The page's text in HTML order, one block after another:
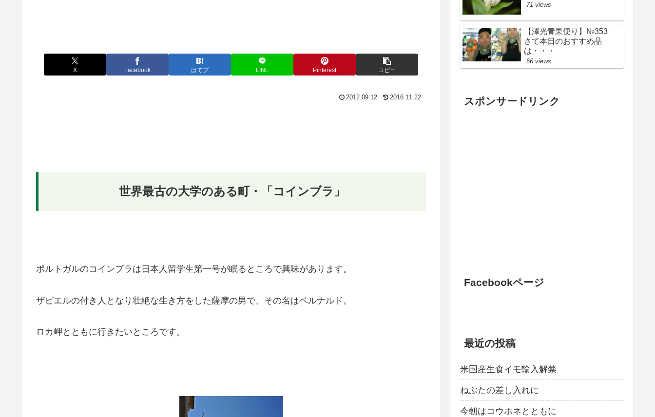
X Facebook はてブ LINE Pinterest コピー
2012.09.12 2016.11.22
世界最古の大学のある町・「コインブラ」
ポルトガルのコインブラは日本人留学生第一号が眠るところで興味があります。
ザビエルの付き人となり壮絶な生き方をした薩摩の男で、その名はベルナルド。
ロカ岬とともに行きたいところです。
71 views
【澤光青果便り】№353
さて本日のおすすめ品
は・・・
66 views
スポンサードリンク
Facebookページ
最近の投稿
米国産生食イモ輸入解禁
ねぶたの差し入れに
今朝はコウホネとともに